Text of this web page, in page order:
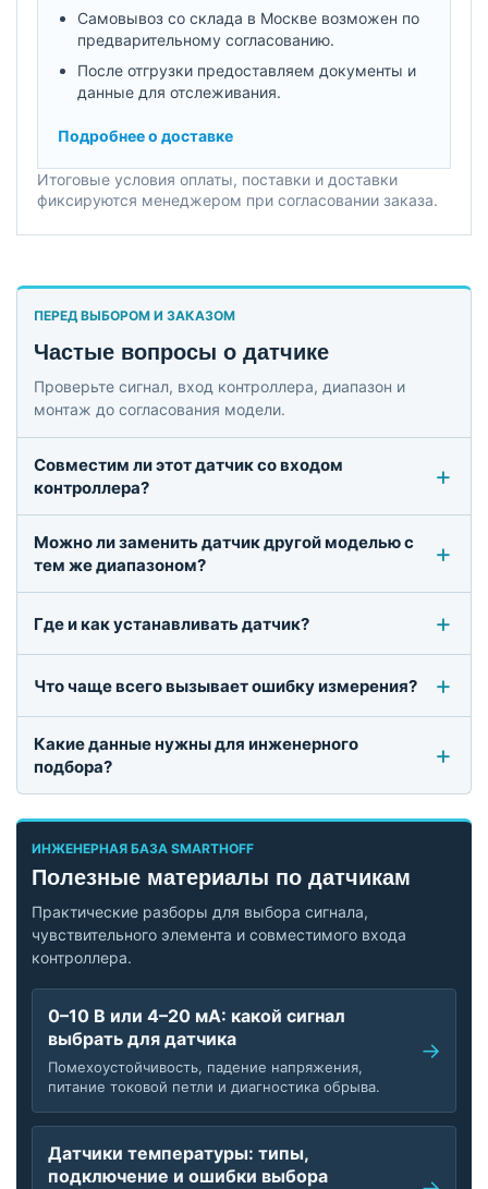
Самовывоз со склада в Москве возможен по
предварительному согласованию.
После отгрузки предоставляем документы и
данные для отслеживания.
Подробнее о доставке
Итоговые условия оплаты, поставки и доставки
фиксируются менеджером при согласовании заказа.
ПЕРЕД ВЫБОРОМ И ЗАКАЗОМ
Частые вопросы о датчике
Проверьте сигнал, вход контроллера, диапазон и
монтаж до согласования модели.
Совместим ли этот датчик со входом
контроллера?
Можно ли заменить датчик другой моделью с
тем же диапазоном?
Где и как устанавливать датчик?
Что чаще всего вызывает ошибку измерения?
Какие данные нужны для инженерного
подбора?
ИНЖЕНЕРНАЯ БАЗА SMARTHOFF
Полезные материалы по датчикам
Практические разборы для выбора сигнала,
чувствительного элемента и совместимого входа
контроллера.
0–10 В или 4–20 мА: какой сигнал
выбрать для датчика
Помехоустойчивость, падение напряжения,
питание токовой петли и диагностика обрыва.
Датчики температуры: типы,
подключение и ошибки выбора